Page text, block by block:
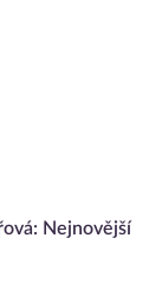
Nejnovější